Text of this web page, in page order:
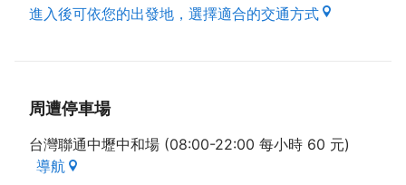
進入後可依您的出發地，選擇適合的交通方式
周遭停車場
台灣聯通中壢中和場 (08:00-22:00 每小時 60 元)
導航